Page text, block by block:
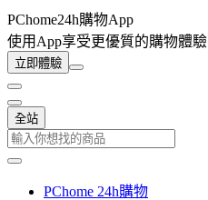
PChome24h購物App
使用App享受更優質的購物體驗
立即體驗
全站
PChome 24h購物